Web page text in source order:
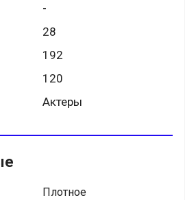
-
28
192
120
Актеры
Плотное